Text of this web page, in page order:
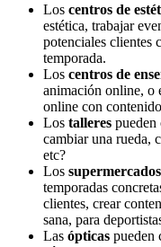
Los centros de
estética, trabajar
potenciales clientes
temporada.
Los centros de
animación online, o
online con
Los talleres pueden
cambiar una rueda,
etc?
Los supermercados
temporadas
clientes, crear
sana, para
Las ópticas pueden